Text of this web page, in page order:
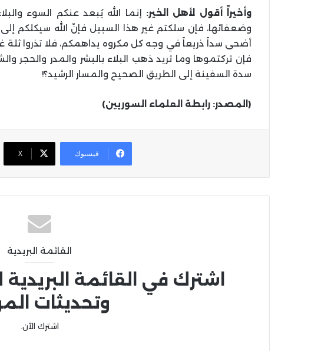
وأخيراً أقول لأهل الخير: إنما الله يُبعد عنكم السوء
وضعفائها، فإن سلكتم غير هذا السبيل فإنّ الله سيكلكم
أضحى سداً ذريعاً في وجه كل مكروه يداهمكم، فلا تذروا ثلة
فإن تركتموها وما تريد ذهب البلاء بالبشر والمدر والحجر
سدة السفينة إلى الطريق الصحيح والمسار الرشيد؟!
(المصدر: رابطة العلماء السوريين)
فيسبوك X
القائمة البريدية
اشترك في القائمة
وتحديثات
اشترك الآن.